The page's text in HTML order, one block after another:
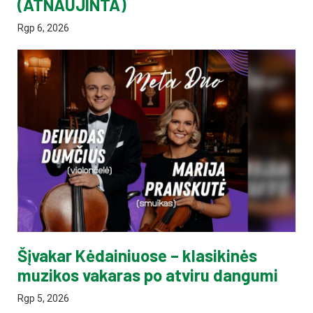
(ATNAUJINTA)
Rgp 6, 2026
Šįvakar Kėdainiuose – klasikinės
muzikos vakaras po atviru dangumi
Rgp 5, 2026